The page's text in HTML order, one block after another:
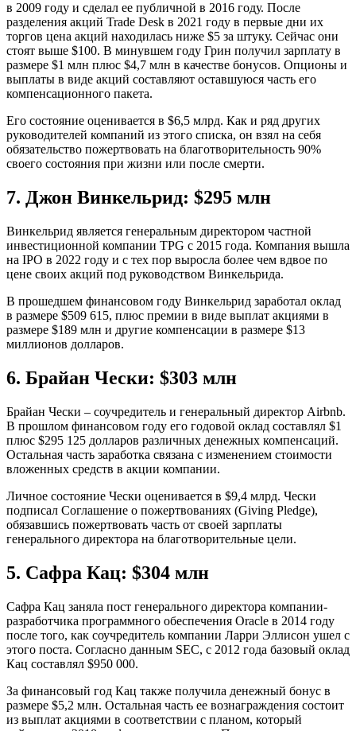
в 2009 году и сделал ее публичной в 2016 году. После
разделения акций Trade Desk в 2021 году в первые дни их
торгов цена акций находилась ниже $5 за штуку. Сейчас они
стоят выше $100. В минувшем году Грин получил зарплату в
размере $1 млн плюс $4,7 млн в качестве бонусов. Опционы и
выплаты в виде акций составляют оставшуюся часть его
компенсационного пакета.
Его состояние оценивается в $6,5 млрд. Как и ряд других
руководителей компаний из этого списка, он взял на себя
обязательство пожертвовать на благотворительность 90%
своего состояния при жизни или после смерти.
7. Джон Винкельрид: $295 млн
Винкельрид является генеральным директором частной
инвестиционной компании TPG с 2015 года. Компания вышла
на IPO в 2022 году и с тех пор выросла более чем вдвое по
цене своих акций под руководством Винкельрида.
В прошедшем финансовом году Винкельрид заработал оклад
в размере $509 615, плюс премии в виде выплат акциями в
размере $189 млн и другие компенсации в размере $13
миллионов долларов.
6. Брайан Чески: $303 млн
Брайан Чески – соучредитель и генеральный директор Airbnb.
В прошлом финансовом году его годовой оклад составлял $1
плюс $295 125 долларов различных денежных компенсаций.
Остальная часть заработка связана с изменением стоимости
вложенных средств в акции компании.
Личное состояние Чески оценивается в $9,4 млрд. Чески
подписал Соглашение о пожертвованиях (Giving Pledge),
обязавшись пожертвовать часть от своей зарплаты
генерального директора на благотворительные цели.
5. Сафра Кац: $304 млн
Сафра Кац заняла пост генерального директора компании-
разработчика программного обеспечения Oracle в 2014 году
после того, как соучредитель компании Ларри Эллисон ушел с
этого поста. Согласно данным SEC, с 2012 года базовый оклад
Кац составлял $950 000.
За финансовый год Кац также получила денежный бонус в
размере $5,2 млн. Остальная часть ее вознаграждения состоит
из выплат акциями в соответствии с планом, который